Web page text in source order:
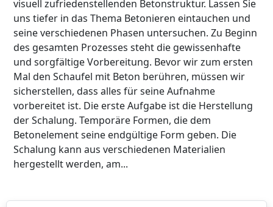
visuell zufriedenstellenden Betonstruktur. Lassen Sie
uns tiefer in das Thema Betonieren eintauchen und
seine verschiedenen Phasen untersuchen. Zu Beginn
des gesamten Prozesses steht die gewissenhafte
und sorgfältige Vorbereitung. Bevor wir zum ersten
Mal den Schaufel mit Beton berühren, müssen wir
sicherstellen, dass alles für seine Aufnahme
vorbereitet ist. Die erste Aufgabe ist die Herstellung
der Schalung. Temporäre Formen, die dem
Betonelement seine endgültige Form geben. Die
Schalung kann aus verschiedenen Materialien
hergestellt werden, am...